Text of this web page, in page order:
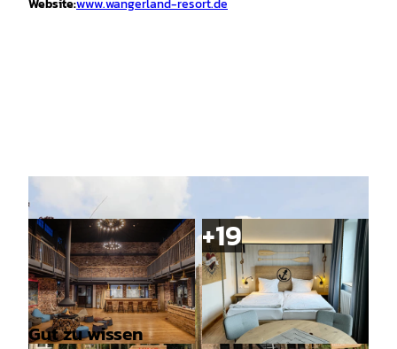
Website:www.wangerland-resort.de
Gut zu wissen